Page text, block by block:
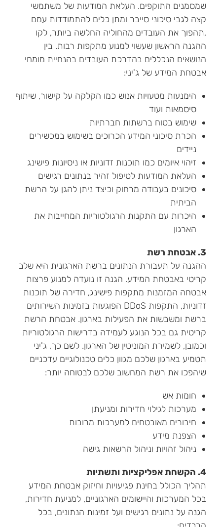
שמסמנים התוקפים. העלאת המודעות של משתמשי
קצה לגבי סיכוני סייבר ומתן כלים להתמודדות עמם
,תהפוך את העובדים מהחוליה החלשה ביותר, לקו
ההגנה הראשון שעשוי למנוע מתקפות רבות. בין
הנושאים הנכללים בהדרכת העובדים בהנחיית מומחי
אבטחת המידע של ג'יני:
הימנעות מטעויות אנוש כמו הקלקה על קישור, שיתוף
סיסמאות ועוד
שימוש בטוח ברשתות חברתיות
הכרת סיכוני המידע הכרוכים בשימוש במכשירים
ניידים
זיהוי איומים כמו תוכנות זדוניות או ניסיונות פישינג
העלאת המודעות לטיפול זהיר בנתונים רגישים
סיכונים בעבודה מרחוק וכיצד ניתן להגן על הרשת
הביתית
היכרות עם התקנות הרגולטוריות המחייבות את
הארגון
3. אבטחת רשת
ההגנה על תעבורת הנתונים ברשת הארגונית היא שלב
קריטי באבטחת המידע. הגנה זו נועדה למנוע פרצות
אבטחה המזמנות מתקפות פישינג, חדירה של תוכנות
זדוניות, התקפות DDoS הפוגעות בזמינות השירותים
ברשת ומשבשות את הפעילות בארגון. אבטחת הרשת
קריטית גם בכל הנוגע לעמידה בדרישות הרגולטוריות
וכמובן, לשמירת המוניטין של הארגון. לשם כך, ג'יני
תטמיע בארגון שלכם מגוון כלים טכנולוגיים עדכניים
שיהפכו את רשת המחשוב שלכם לבטוחה יותר:
חומות אש
מערכות לגילוי חדירות ומניעתן
חיבורים מאובטחים למערכות מרובות
הצפנת מידע
ניהול זהויות וניהול הרשאות גישה
4. הקשחת אפליקציות ותשתיות
תהליך הכולל בחינת פגיעויות וחיזוק אבטחת המידע
בכל המערכות והיישומים הארגוניים, למניעת חדירות,
הגנה על נתונים רגישים ועל זמינות הנתונים, בכל